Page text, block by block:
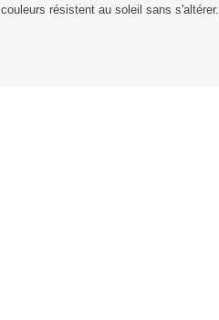
couleurs résistent au soleil sans s'altérer.